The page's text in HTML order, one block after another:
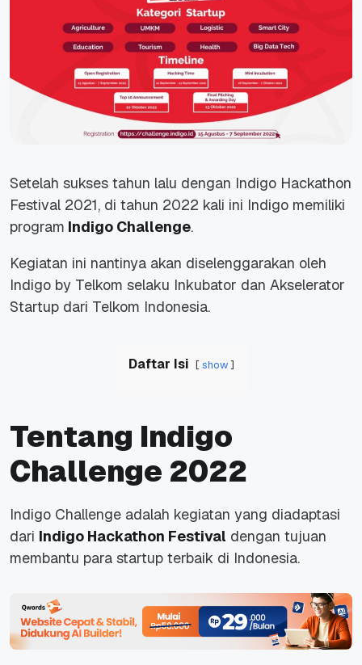
Setelah sukses tahun lalu dengan Indigo Hackathon
Festival 2021, di tahun 2022 kali ini Indigo memiliki
program Indigo Challenge.
Kegiatan ini nantinya akan diselenggarakan oleh
Indigo by Telkom selaku Inkubator dan Akselerator
Startup dari Telkom Indonesia.
Daftar Isi show
Tentang Indigo
Challenge 2022
Indigo Challenge adalah kegiatan yang diadaptasi
dari Indigo Hackathon Festival dengan tujuan
membantu para startup terbaik di Indonesia.